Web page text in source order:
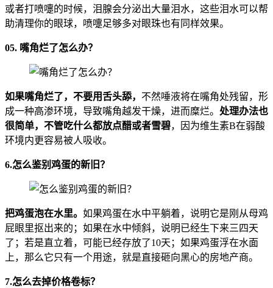
或者打喷嚏的时候，泪腺会分泌出大量泪水，这些泪水可以帮
助清理你的眼球，喷嚏足够多对眼珠也有同样效果。
05. 嘴角烂了怎么办？
如果嘴角烂了，不要用舌头舔， 不然唾液将在嘴角处残留，形
成一种高渗环境，导致嘴角越发干燥，进而糜烂。 处理办法也
很简单，不管吃什么都放点醋或者雪碧，因为维生素B在弱酸
环境内更容易被人吸收。
6.怎么鉴别鸡蛋的新旧？
把鸡蛋泡在水里。 如果鸡蛋在水中平躺着，说明它是刚从母鸡
屁眼里抠出来的；如果在水中倾斜，说明已经生下来三四天
了；若是直立着，可能已经存放了10天；如果鸡蛋浮在水面
上，那么它只有一个用途，就是直接砸向黑心的房地产商。
7.怎么去掉价格卷标？